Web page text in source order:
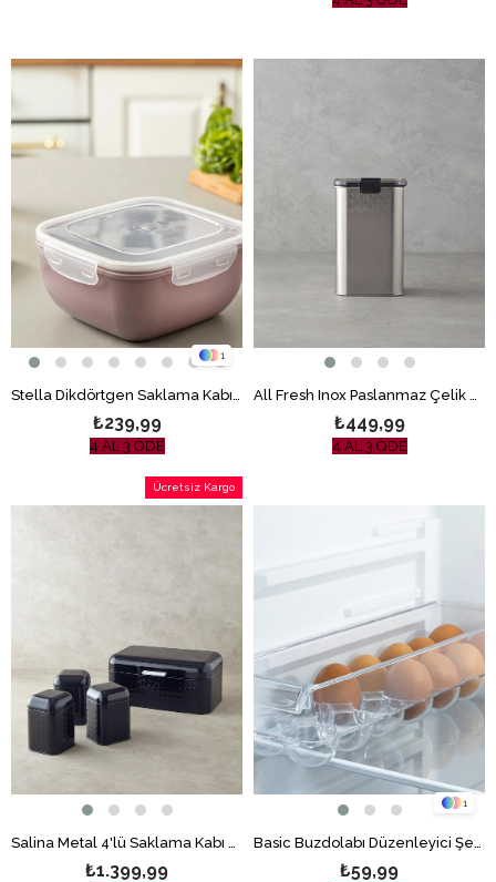
1
Stella Dikdörtgen Saklama Kabı Mürdüm
₺239,99
4 AL 3 ÖDE
All Fresh Inox Paslanmaz Çelik Erzak Kabı Silver
₺449,99
4 AL 3 ÖDE
₺1.399,99
Ücretsiz Kargo
1
₺59,99